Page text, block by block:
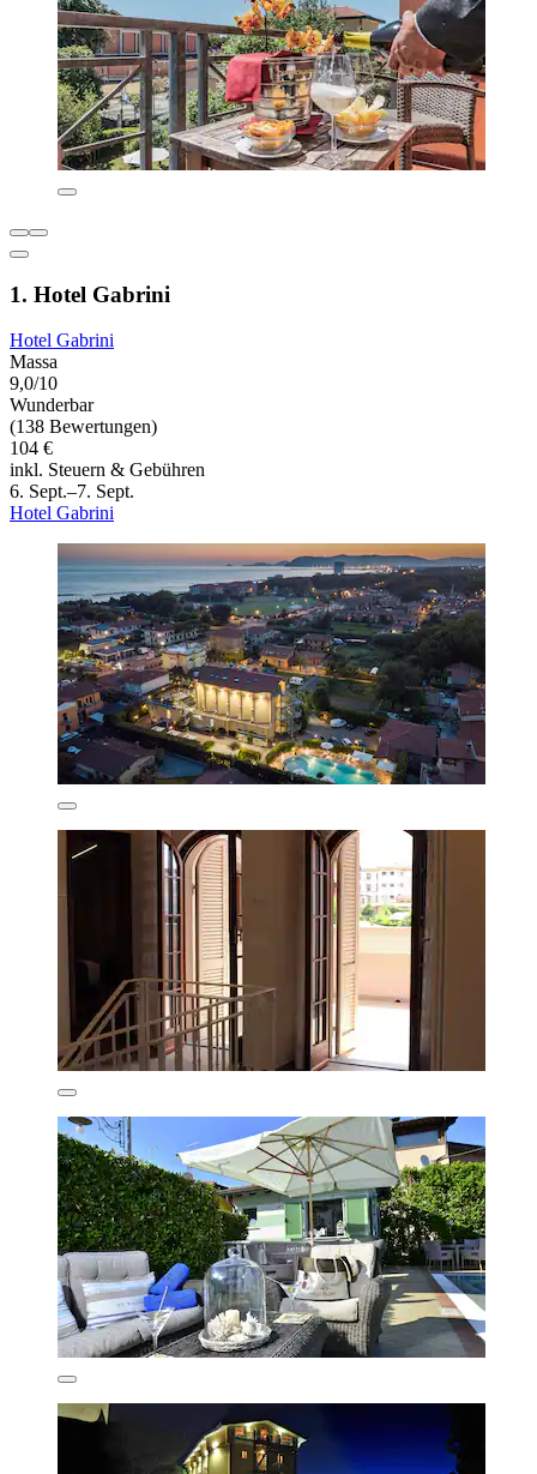
1. Hotel Gabrini
Hotel Gabrini
Massa
9,0/10
Wunderbar
(138 Bewertungen)
104 €
inkl. Steuern & Gebühren
6. Sept.–7. Sept.
Hotel Gabrini